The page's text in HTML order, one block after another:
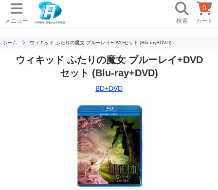
メニュー 検索 カート
0
ホーム ウィキッド ふたりの魔女 ブルーレイ+DVDセット (Blu-ray+DVD)
ウィキッド ふたりの魔女 ブルーレイ+DVD
セット (Blu-ray+DVD)
BD+DVD